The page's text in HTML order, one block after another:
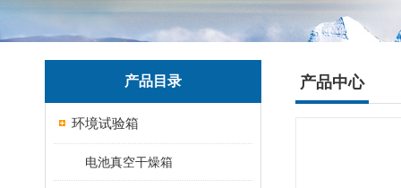
产品目录
环境试验箱
电池真空干燥箱
产品中心